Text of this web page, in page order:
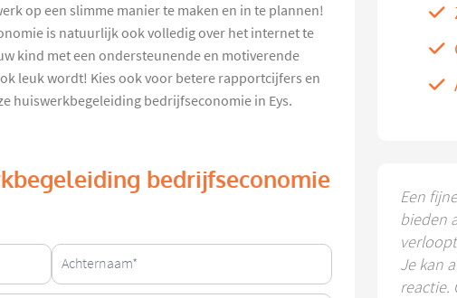
op een slimme manier te maken en in te plannen!
is natuurlijk ook volledig over het internet te
kind met een ondersteunende en motiverende
leuk wordt! Kies ook voor betere rapportcijfers en
huiswerkbegeleiding bedrijfseconomie in Eys.
bedrijfseconomie
Een
bieden
Je kan
reactie.